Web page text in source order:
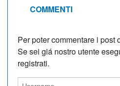
COMMENTI
Per poter commentare i post
Se sei giá nostro utente
registrati.